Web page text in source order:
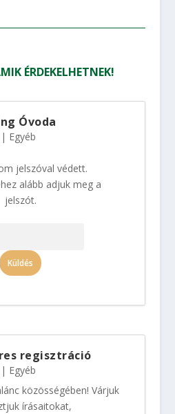
ÉRDEKELHETNEK!
Óvoda
| Egyéb
jelszóval védett.
alább adjuk meg a
jelszót.
regisztráció
| Egyéb
közösségében! Várjuk
írásaitokat,